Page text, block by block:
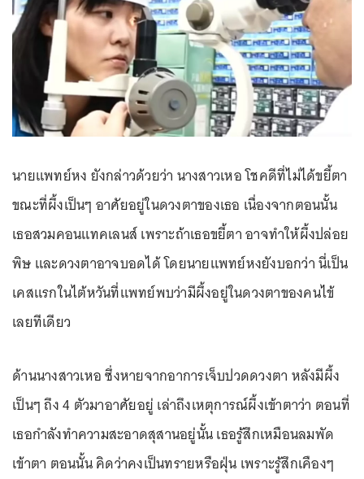
นายแพทย์หง ยังกล่าวด้วยว่า นางสาวเหอ โชคดีที่ไม่ได้ขยี้ตา
ขณะที่ผึ้งเป็นๆ อาศัยอยู่ในดวงตาของเธอ เนื่องจากตอนนั้น
เธอสวมคอนแทคเลนส์ เพราะถ้าเธอขยี้ตา อาจทำให้ผึ้งปล่อย
พิษ และดวงตาอาจบอดได้ โดยนายแพทย์หงยังบอกว่า นี่เป็น
เคสแรกในไต้หวันที่แพทย์พบว่ามีผึ้งอยู่ในดวงตาของคนไข้
เลยทีเดียว
ด้านนางสาวเหอ ซึ่งหายจากอาการเจ็บปวดดวงตา หลังมีผึ้ง
เป็นๆ ถึง 4 ตัวมาอาศัยอยู่ เล่าถึงเหตุการณ์ผึ้งเข้าตาว่า ตอนที่
เธอกำลังทำความสะอาดสุสานอยู่นั้น เธอรู้สึกเหมือนลมพัด
เข้าตา ตอนนั้น คิดว่าคงเป็นทรายหรือฝุ่น เพราะรู้สึกเคืองๆ